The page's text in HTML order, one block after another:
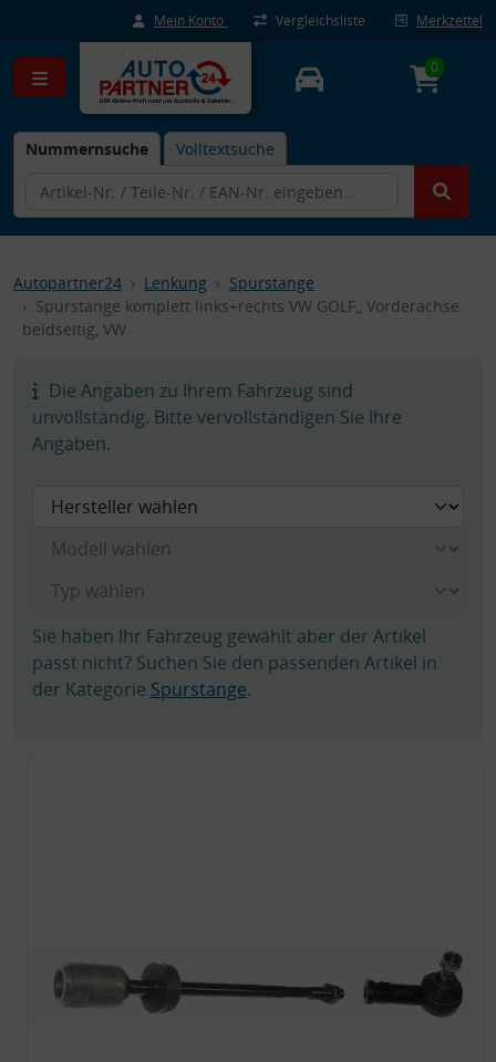
Mein Konto Vergleichsliste Merkzettel
Nummernsuche Volltextsuche
0
Autopartner24 Lenkung
Spurstange
Spurstange komplett links+rechts VW GOLF,, Vorderachse
beidseitig, VW
Die Angaben zu Ihrem Fahrzeug sind
unvollständig. Bitte vervollständigen Sie Ihre
Angaben.
Sie haben Ihr Fahrzeug gewählt aber der Artikel
passt nicht? Suchen Sie den passenden Artikel in
der Kategorie Spurstange.